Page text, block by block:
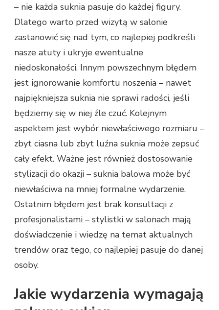
– nie każda suknia pasuje do każdej figury.
Dlatego warto przed wizytą w salonie
zastanowić się nad tym, co najlepiej podkreśli
nasze atuty i ukryje ewentualne
niedoskonałości. Innym powszechnym błędem
jest ignorowanie komfortu noszenia – nawet
najpiękniejsza suknia nie sprawi radości, jeśli
będziemy się w niej źle czuć. Kolejnym
aspektem jest wybór niewłaściwego rozmiaru –
zbyt ciasna lub zbyt luźna suknia może zepsuć
cały efekt. Ważne jest również dostosowanie
stylizacji do okazji – suknia balowa może być
niewłaściwa na mniej formalne wydarzenie.
Ostatnim błędem jest brak konsultacji z
profesjonalistami – stylistki w salonach mają
doświadczenie i wiedzę na temat aktualnych
trendów oraz tego, co najlepiej pasuje do danej
osoby.
Jakie wydarzenia wymagają